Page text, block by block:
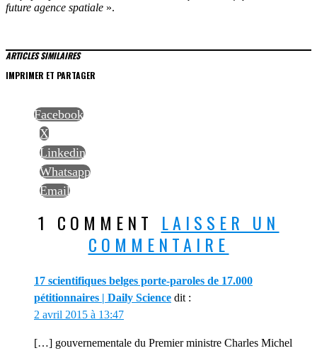
future agence spatiale ».
ARTICLES SIMILAIRES
IMPRIMER ET PARTAGER
Facebook
X
Linkedin
Whatsapp
Email
1 COMMENT LAISSER UN
COMMENTAIRE
17 scientifiques belges porte-paroles de 17.000
pétitionnaires | Daily Science dit :
2 avril 2015 à 13:47
[…] gouvernementale du Premier ministre Charles Michel